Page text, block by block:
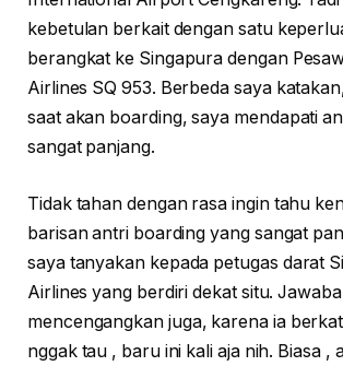
kebetulan berkait dengan satu
berangkat ke Singapura dengan
Airlines SQ 953. Berbeda saya
saat akan boarding, saya mendapati
sangat panjang.
Tidak tahan dengan rasa ingin tahu
barisan antri boarding yang sangat
saya tanyakan kepada petugas darat
Airlines yang berdiri dekat situ.
mencengangkan juga, karena ia
nggak tau , baru ini kali aja nih. Biasa ,